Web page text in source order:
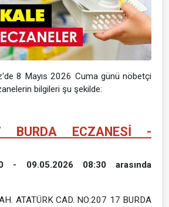
8 Mayıs 2026 Cuma günü nöbetçi
bilgileri şu şekilde:
BURDA ECZANESİ -
- 09.05.2026 08:30 arasında
ATATÜRK CAD. NO:207 17 BURDA